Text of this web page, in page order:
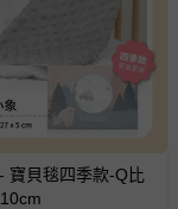
寶貝毯四季款-Q比